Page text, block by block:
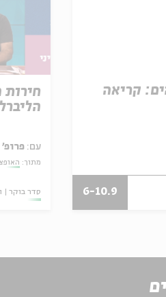
קריאה
6-10.9
עם: פרופ'
מתוך:
סדר בוקר